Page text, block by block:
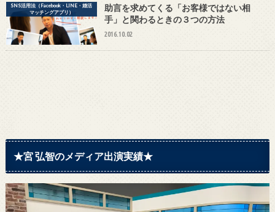
SNS活用法（Facebook・LINE・婚活
マッチングアプリ）
助言を求めてくる「お客様ではない相
手」と関わるときの３つの方法
2016.10.02
★宮 弘智のメディア出演実績★